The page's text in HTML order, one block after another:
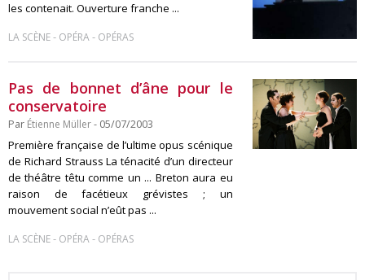
les contenait. Ouverture franche ...
LA SCÈNE- OPÉRA- OPÉRAS
Pas de bonnet d’âne pour le
conservatoire
Par Étienne Müller- 05/07/2003
Première française de l’ultime opus scénique
de Richard Strauss La ténacité d’un directeur
de théâtre têtu comme un ... Breton aura eu
raison de facétieux grévistes ; un
mouvement social n’eût pas ...
LA SCÈNE- OPÉRA- OPÉRAS